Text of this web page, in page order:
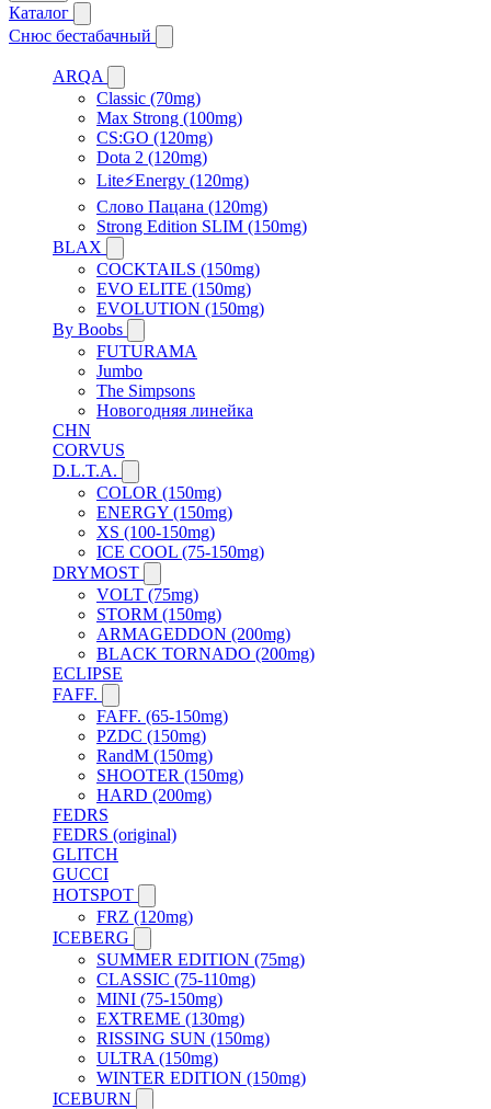
Каталог
Снюс бестабачный
ARQA
Classic (70mg)
Max Strong (100mg)
CS:GO (120mg)
Dota 2 (120mg)
Lite⚡Energy (120mg)
Слово Пацана (120mg)
Strong Edition SLIM (150mg)
BLAX
COCKTAILS (150mg)
EVO ELITE (150mg)
EVOLUTION (150mg)
By Boobs
FUTURAMA
Jumbo
The Simpsons
Новогодняя линейка
CHN
CORVUS
D.L.T.A.
COLOR (150mg)
ENERGY (150mg)
XS (100-150mg)
ICE COOL (75-150mg)
DRYMOST
VOLT (75mg)
STORM (150mg)
ARMAGEDDON (200mg)
BLACK TORNADO (200mg)
ECLIPSE
FAFF.
FAFF. (65-150mg)
PZDC (150mg)
RandM (150mg)
SHOOTER (150mg)
HARD (200mg)
FEDRS
FEDRS (original)
GLITCH
GUCCI
HOTSPOT
FRZ (120mg)
ICEBERG
SUMMER EDITION (75mg)
CLASSIC (75-110mg)
MINI (75-150mg)
EXTREME (130mg)
RISSING SUN (150mg)
ULTRA (150mg)
WINTER EDITION (150mg)
ICEBURN